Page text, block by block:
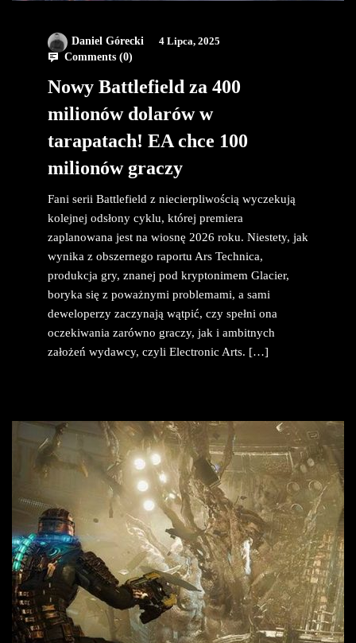
Daniel Górecki
4 Lipca, 2025
Comments (0)
Nowy Battlefield za 400
milionów dolarów w
tarapatach! EA chce 100
milionów graczy
Fani serii Battlefield z niecierpliwością wyczekują
kolejnej odsłony cyklu, której premiera
zaplanowana jest na wiosnę 2026 roku. Niestety, jak
wynika z obszernego raportu Ars Technica,
produkcja gry, znanej pod kryptonimem Glacier,
boryka się z poważnymi problemami, a sami
deweloperzy zaczynają wątpić, czy spełni ona
oczekiwania zarówno graczy, jak i ambitnych
założeń wydawcy, czyli Electronic Arts. […]